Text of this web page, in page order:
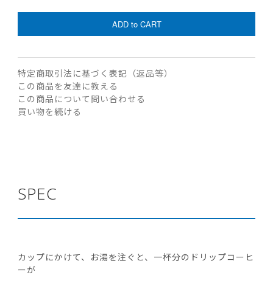
特定商取引法に基づく表記（返品等）
この商品を友達に教える
この商品について問い合わせる
買い物を続ける
SPEC
カップにかけて、お湯を注ぐと、一杯分のドリップコーヒ
ーが